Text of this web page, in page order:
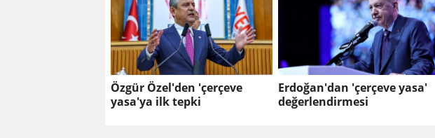
Özgür Özel'den 'çerçeve
yasa'ya ilk tepki
Erdoğan'dan 'çerçeve yasa'
değerlendirmesi